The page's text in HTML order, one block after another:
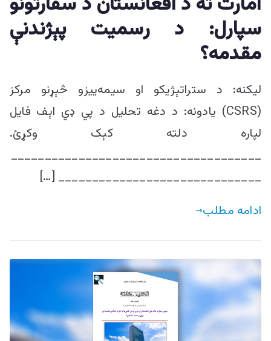
مرکز
سپارل: د رسميت پېژندنې
مقدمه؟
لیکنه: د ستراتېژیکو او سیمه‌ییزو څېړنو مرکز
(CSRS) یادونه: د دغه تحلیل د پي ډي اېف فایل
لپاره دلته کېک وکړئ.
_____________________________________
______________________________ […]
ادامه مطلب